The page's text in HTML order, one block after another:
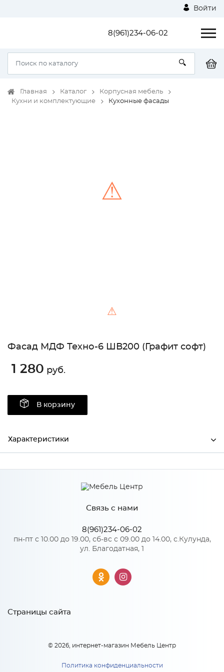
Войти
8(961)234-06-02
Главная Каталог
Корпусная мебель
Кухни и комплектующие
Кухонные фасады
⚠
⚠
Фасад МДФ Техно-6 ШВ200 (Графит софт)
1 280 руб.
В корзину
Характеристики
Производитель МиФ
Количество упаковок: 1
Связь с нами
8(961)234-06-02
пн-пт с 10.00 до 19.00, сб-вс с 09.00 до 14.00, с.Кулунда,
ул. Благодатная, 1
Страницы сайта
© 2026, интернет-магазин Мебель Центр
Политика конфиденциальности